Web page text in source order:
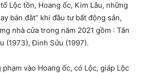
Lộc tồn, Hoang ốc, Kim Lâu, những
bán đắt” khi đầu tư bất động sản,
nhà cửa trong năm 2021 gồm : Tân
(1973), Đinh Sửu (1997).
vào Hoang ốc, có Lộc, giáp Lộc